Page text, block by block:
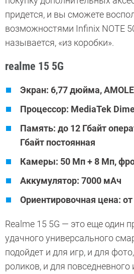
придется, и вы сможете
возможностями Infinix NOTE
называется, «из коробки».
realme 15 5G
Экран: 6,77 дюйма,
Процессор: MediaTek
Память: до 12 Гбайт
Гбайт постоянная
Камеры: 50 Мп + 8 Мп,
Аккумулятор: 7000 мАч
Ориентировочная цена:
Realme 15 5G — это еще один
удачного универсального
подойдет и для игр, и для
роликов, и для